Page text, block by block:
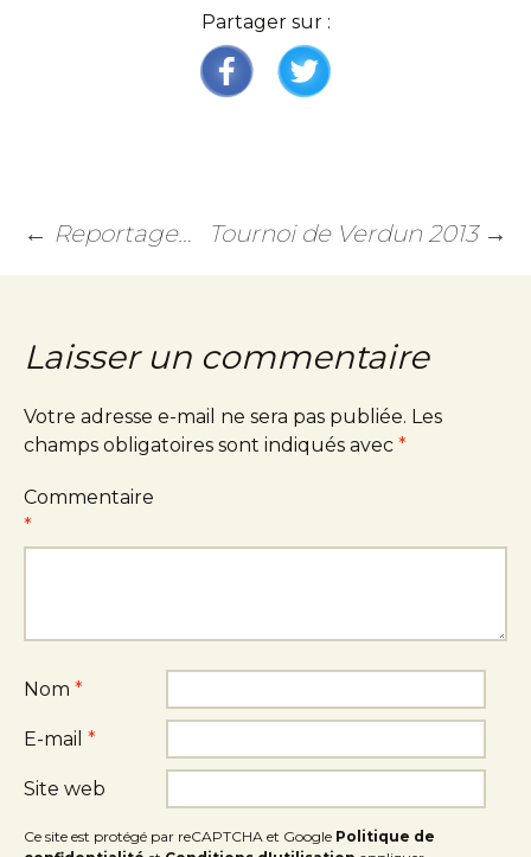
Partager sur :
← Reportage… Tournoi de Verdun 2013 →
Laisser un commentaire
Votre adresse e-mail ne sera pas publiée. Les
champs obligatoires sont indiqués avec *
Commentaire
*
Nom *
E-mail *
Site web
Ce site est protégé par reCAPTCHA et Google Politique de